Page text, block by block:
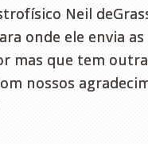
Neil
onde ele envia
mas que tem
nossos